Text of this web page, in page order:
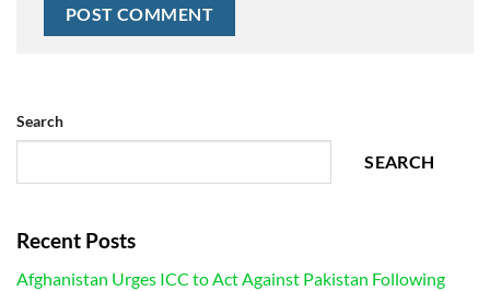
Search
SEARCH
Recent Posts
Afghanistan Urges ICC to Act Against Pakistan Following